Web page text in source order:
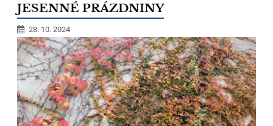
JESENNÉ PRÁZDNINY
28. 10. 2024